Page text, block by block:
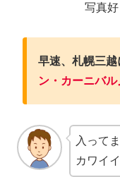
写真好
早速、札幌三越
ン・カーニバル
入って
カワイ